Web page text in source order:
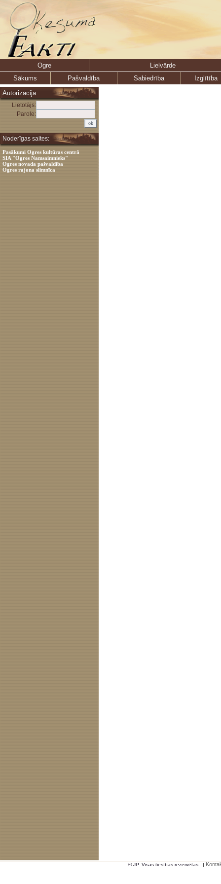
Ogre
Lielvārde
Sākums
Pašvaldība Sabiedrība
Izglītība
Autorizācija
Lietotājs:
Parole:
Noderīgas saites:
Pasākumi Ogres kultūras centrā
SIA "Ogres Namsaimnieks"
Ogres novada pašvaldība
Ogres rajona slimnīca
© JP. Visas tiesības rezervētas. |